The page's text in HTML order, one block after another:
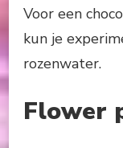
Voor een
kun je
rozenwater.
Flower